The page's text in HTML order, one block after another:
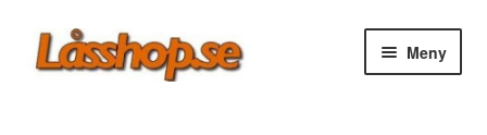
Hoppa
till
Hoppa
till
Meny